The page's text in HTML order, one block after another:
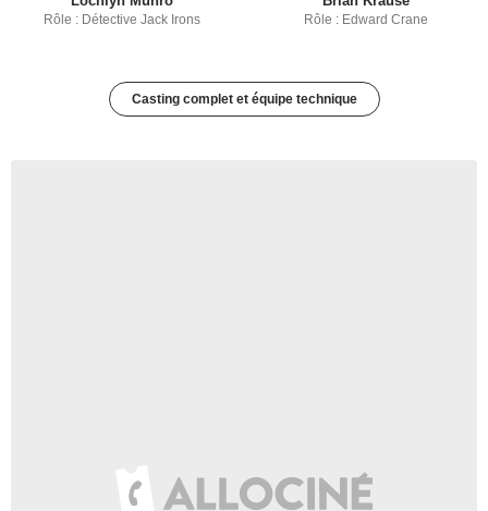
Rôle : Détective Jack Irons Rôle : Edward Crane
Casting complet et équipe technique